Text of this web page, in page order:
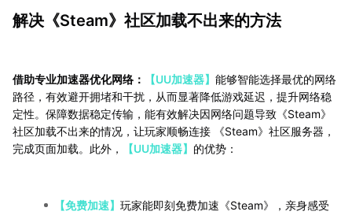
解决《Steam》社区加载不出来的方法
借助专业加速器优化网络： 【UU加速器】 能够智能选择最优的网络
路径，有效避开拥堵和干扰，从而显著降低游戏延迟，提升网络稳
定性。保障数据稳定传输，能有效解决因网络问题导致《Steam》
社区加载不出来的情况，让玩家顺畅连接 《Steam》社区服务器，
完成页面加载。此外，
【UU加速器】 的优势：
【免费加速】 玩家能即刻免费加速《Steam》，亲身感受